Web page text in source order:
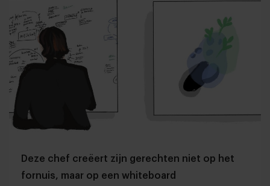
Deze chef creëert zijn gerechten niet op het
fornuis, maar op een whiteboard